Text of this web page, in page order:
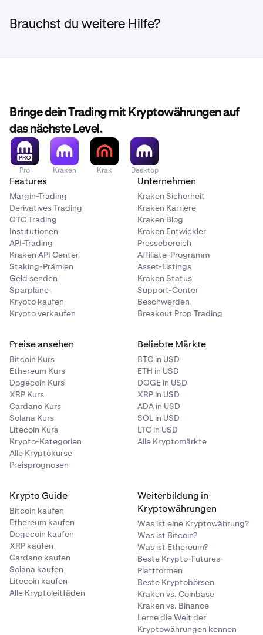
Brauchst du weitere Hilfe?
Bringe dein Trading mit Kryptowährungen auf
das nächste Level.
Pro Kraken Krak Desktop
Features
Margin-Trading
Derivatives Trading
OTC Trading
Institutionen
API-Trading
Kraken API Center
Staking-Prämien
Geld senden
Sparpläne
Krypto kaufen
Krypto verkaufen
Unternehmen
Kraken Sicherheit
Kraken Karriere
Kraken Blog
Kraken Entwickler
Pressebereich
Affiliate-Programm
Asset-Listings
Kraken Status
Support-Center
Beschwerden
Breakout Prop Trading
Preise ansehen
Bitcoin Kurs
Ethereum Kurs
Dogecoin Kurs
XRP Kurs
Cardano Kurs
Solana Kurs
Litecoin Kurs
Krypto-Kategorien
Alle Kryptokurse
Preisprognosen
Beliebte Märkte
BTC in USD
ETH in USD
DOGE in USD
XRP in USD
ADA in USD
SOL in USD
LTC in USD
Alle Kryptomärkte
Krypto Guide
Bitcoin kaufen
Ethereum kaufen
Dogecoin kaufen
XRP kaufen
Cardano kaufen
Solana kaufen
Litecoin kaufen
Alle Kryptoleitfäden
Weiterbildung in
Kryptowährungen
Was ist eine Kryptowährung?
Was ist Bitcoin?
Was ist Ethereum?
Beste Krypto-Futures-
Plattformen
Beste Kryptobörsen
Kraken vs. Coinbase
Kraken vs. Binance
Lerne die Welt der
Kryptowährungen kennen